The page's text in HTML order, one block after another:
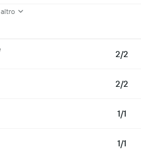
2/2
2/2
1/1
1/1